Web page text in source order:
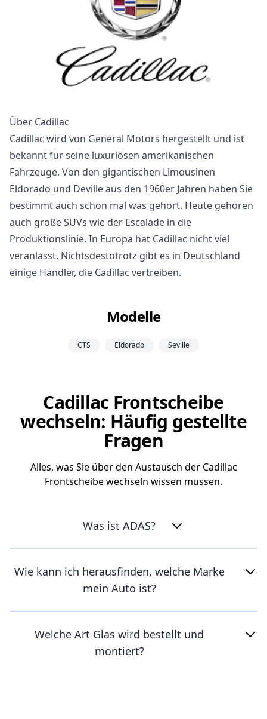
Über Cadillac
Cadillac wird von General Motors hergestellt und ist
bekannt für seine luxuriösen amerikanischen
Fahrzeuge. Von den gigantischen Limousinen
Eldorado und Deville aus den 1960er Jahren haben Sie
bestimmt auch schon mal was gehört. Heute gehören
auch große SUVs wie der Escalade in die
Produktionslinie. In Europa hat Cadillac nicht viel
veranlasst. Nichtsdestotrotz gibt es in Deutschland
einige Händler, die Cadillac vertreiben.
Modelle
CTS Eldorado Seville
Cadillac Frontscheibe
wechseln: Häufig gestellte
Fragen
Alles, was Sie über den Austausch der Cadillac
Frontscheibe wechseln wissen müssen.
Was ist ADAS?
Wie kann ich herausfinden, welche Marke
mein Auto ist?
Welche Art Glas wird bestellt und
montiert?